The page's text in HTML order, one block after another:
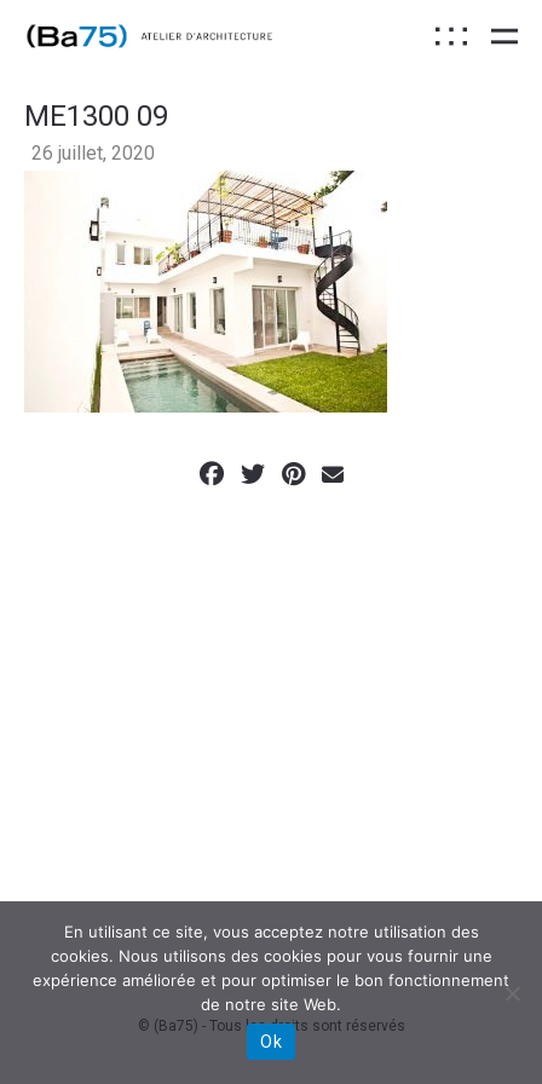
ME1300 09
26 juillet, 2020
© (Ba75) - Tous les droits sont réservés
En utilisant ce site, vous acceptez notre utilisation des
cookies. Nous utilisons des cookies pour vous fournir une
expérience améliorée et pour optimiser le bon fonctionnement
de notre site Web.
Ok